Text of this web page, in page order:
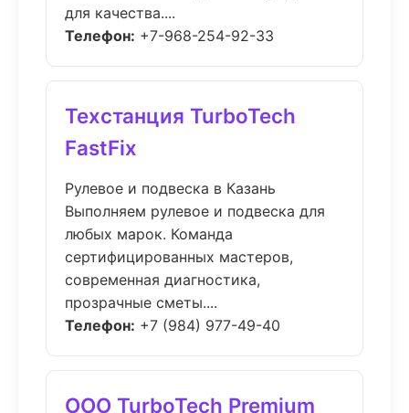
для качества....
Телефон: +7-968-254-92-33
Техстанция TurboTech
FastFix
Рулевое и подвеска в Казань
Выполняем рулевое и подвеска для
любых марок. Команда
сертифицированных мастеров,
современная диагностика,
прозрачные сметы....
Телефон: +7 (984) 977-49-40
ООО TurboTech Premium